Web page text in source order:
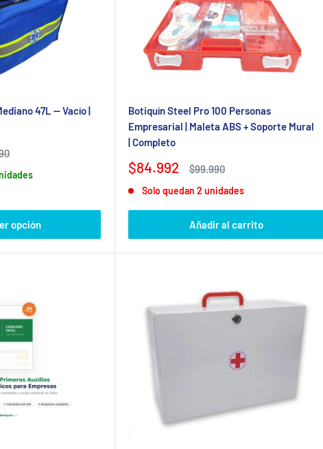
fiscalizaciones. Nuestros botiquines normadosaseguran que
Botiquines y Emergencias con mochilas, bolsos e insumos
47L — Vacío |
opción
Botiquín Steel Pro 100 Personas
Empresarial | Maleta ABS + Soporte Mural
| Completo
Precio
venta
$84.992
Precio
$99.990
Solo quedan 2 unidades
Añadir al carrito